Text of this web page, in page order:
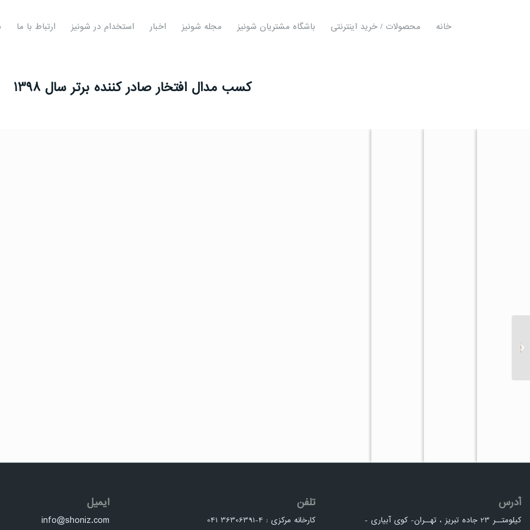
خانه محصولات / خرید اینترنتی باشگاه مشتریان شونیز مجله شونیز اخبار استخدام در شونیز ارتباط با ما
کسب مدال افتخار صادر کننده برتر سال 1398
آدرس
کیلومتــر 23 جاده تبریز ، تهــران- کوی آبیاری -
تلفن
کارخانه مرکزی : 4-36306391 041
ایمیل
info@shoniz.com